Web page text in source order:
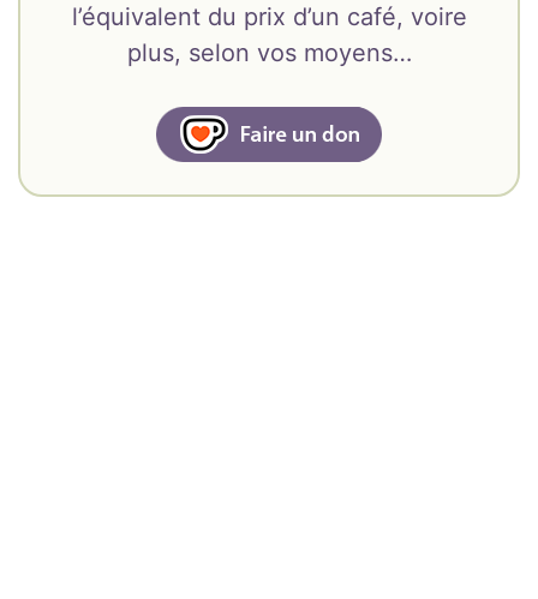
l’équivalent du prix d’un café, voire
plus, selon vos moyens…